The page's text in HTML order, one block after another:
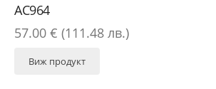
AC964
57.00 € (111.48 лв.)
Виж продукт